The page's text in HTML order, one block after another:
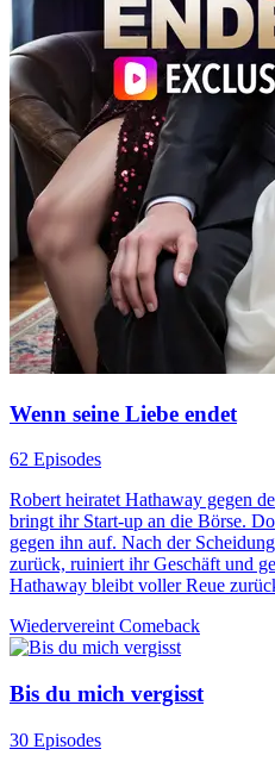
Wenn seine Liebe endet
62 Episodes
Robert heiratet Hathaway gegen
bringt ihr Start-up an die Börse.
gegen ihn auf. Nach der
zurück, ruiniert ihr Geschäft und
Hathaway bleibt voller Reue
Wiedervereint Comeback
Bis du mich vergisst
30 Episodes